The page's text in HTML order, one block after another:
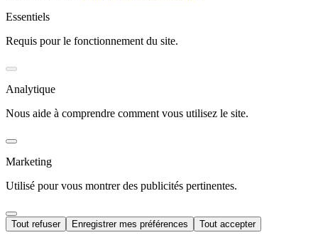
Essentiels
Requis pour le fonctionnement du site.
Analytique
Nous aide à comprendre comment vous utilisez le site.
Marketing
Utilisé pour vous montrer des publicités pertinentes.
Tout refuser Enregistrer mes préférences Tout accepter